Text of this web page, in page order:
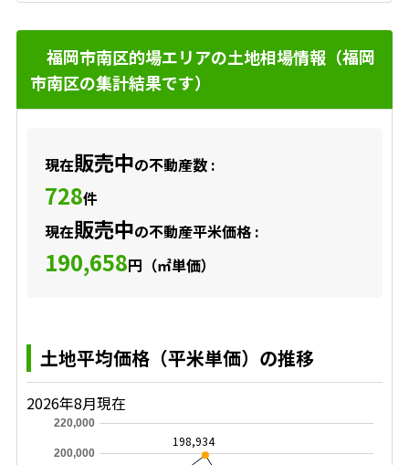
福岡市南区的場エリアの土地相場情報（福岡
市南区の集計結果です）
現在販売中の不動産数 :
728件
現在販売中の不動産平米価格 :
190,658円（㎡単価）
土地平均価格（平米単価）の推移
2026年8月現在
200,000
220,000
198,934